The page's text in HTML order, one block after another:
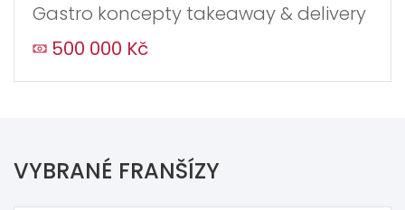
Gastro koncepty takeaway & delivery
500 000 Kč
VYBRANÉ FRANŠÍZY